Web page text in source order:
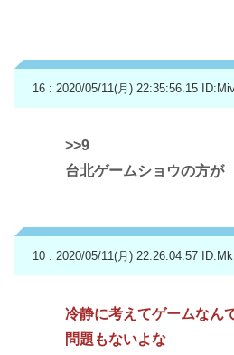
16 : 2020/05/11(月) 22:35:56.15
>>9
台北ゲームショウの方が
10 : 2020/05/11(月) 22:26:04.57
冷静に考えてゲームなん
問題もないよな